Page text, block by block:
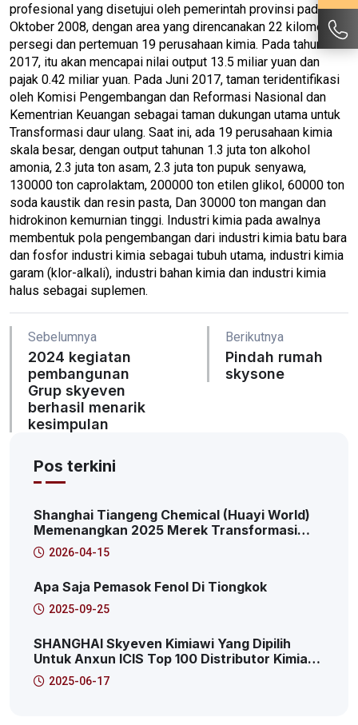
profesional yang disetujui oleh pemerintah provinsi pada
Oktober 2008, dengan area yang direncanakan 22 kilometer
persegi dan pertemuan 19 perusahaan kimia. Pada tahun
2017, itu akan mencapai nilai output 13.5 miliar yuan dan
pajak 0.42 miliar yuan. Pada Juni 2017, taman teridentifikasi
oleh Komisi Pengembangan dan Reformasi Nasional dan
Kementrian Keuangan sebagai taman dukungan utama untuk
Transformasi daur ulang. Saat ini, ada 19 perusahaan kimia
skala besar, dengan output tahunan 1.3 juta ton alkohol
amonia, 2.3 juta ton asam, 2.3 juta ton pupuk senyawa,
130000 ton caprolaktam, 200000 ton etilen glikol, 60000 ton
soda kaustik dan resin pasta, Dan 30000 ton mangan dan
hidrokinon kemurnian tinggi. Industri kimia pada awalnya
membentuk pola pengembangan dari industri kimia batu bara
dan fosfor industri kimia sebagai tubuh utama, industri kimia
garam (klor-alkali), industri bahan kimia dan industri kimia
halus sebagai suplemen.
Sebelumnya
2024 kegiatan
pembangunan
Grup skyeven
berhasil menarik
kesimpulan
Berikutnya
Pindah rumah
skysone
Pos terkini
Shanghai Tiangeng Chemical (Huayi World)
Memenangkan 2025 Merek Transformasi
Inovasi Digital Puncak: 2025 Pudong Area
Baru Kasus Karakteristik Platform Layanan
2026-04-15
Apa Saja Pemasok Fenol Di Tiongkok
2025-09-25
SHANGHAI Skyeven Kimiawi Yang Dipilih
Untuk Anxun ICIS Top 100 Distributor Kimia
Global! Ini Adalah Ke-41!
2025-06-17